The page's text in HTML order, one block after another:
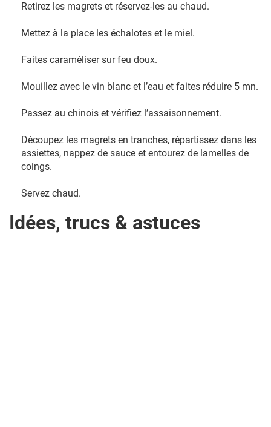
Retirez les magrets et réservez-les au chaud.
Mettez à la place les échalotes et le miel.
Faites caraméliser sur feu doux.
Mouillez avec le vin blanc et l’eau et faites réduire 5 mn.
Passez au chinois et vérifiez l’assaisonnement.
Découpez les magrets en tranches, répartissez dans les
assiettes, nappez de sauce et entourez de lamelles de
coings.
Servez chaud.
Idées, trucs & astuces